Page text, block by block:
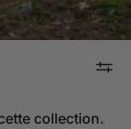
collection.